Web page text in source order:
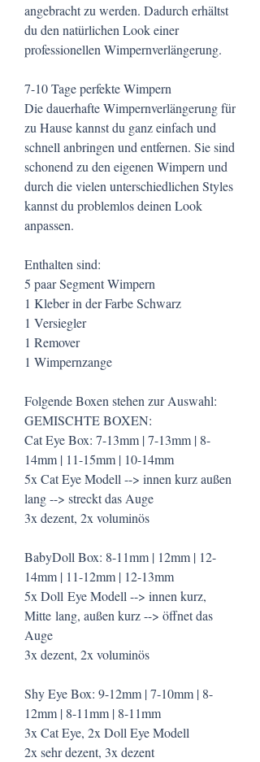
angebracht zu werden. Dadurch erhältst
du den natürlichen Look einer
professionellen Wimpernverlängerung.
7-10 Tage perfekte Wimpern
​Die dauerhafte Wimpernverlängerung für
zu Hause​ kannst du ganz einfach und
schnell anbringen und entfernen. Sie sind
schonend zu den eigenen Wimpern und
durch die vielen unterschiedlichen Styles
kannst du problemlos deinen Look
anpassen.
Enthalten sind:
5 paar Segment Wimpern
1 Kleber in der Farbe Schwarz
1 Versiegler
1 Remover
1 Wimpernzange
Folgende Boxen stehen zur Auswahl:
GEMISCHTE BOXEN:
Cat Eye Box: 7-13mm | 7-13mm | 8-
14mm | 11-15mm | 10-14mm
5x Cat Eye Modell --> innen kurz außen
lang --> streckt das Auge
3x dezent, 2x voluminös
BabyDoll Box: 8-11mm | 12mm | 12-
14mm | 11-12mm | 12-13mm
5x Doll Eye Modell --> innen kurz,
Mitte lang, außen kurz --> öffnet das
Auge
3x dezent, 2x voluminös
Shy Eye Box: 9-12mm | 7-10mm | 8-
12mm | 8-11mm | 8-11mm
3x Cat Eye, 2x Doll Eye Modell
2x sehr dezent, 3x dezent